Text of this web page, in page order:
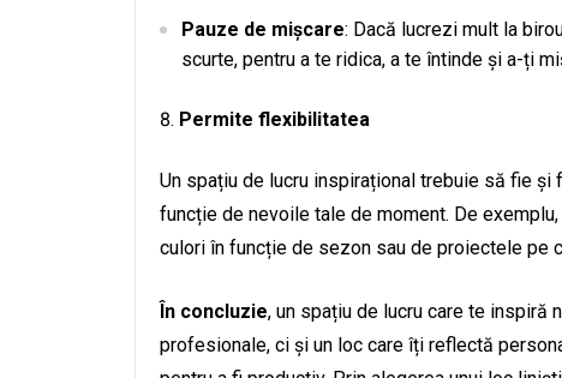
Pauze de mișcare: Dacă lucrezi mult la
scurte, pentru a te ridica, a te întinde și a-ți
Permite flexibilitatea
Un spațiu de lucru inspirațional trebuie să fie
funcție de nevoile tale de moment. De
culori în funcție de sezon sau de proiectele pe
În concluzie, un spațiu de lucru care te
profesionale, ci și un loc care îți reflectă